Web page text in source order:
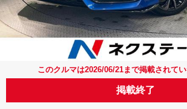
このクルマは2026/06/21まで掲載されてい
掲載終了